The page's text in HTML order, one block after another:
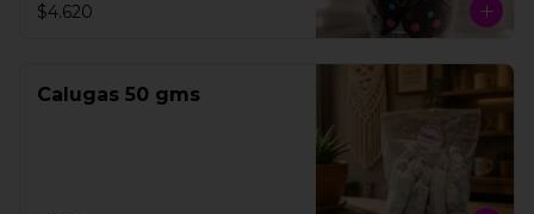
15 unidades aproximadamente.
$4.620
Calugas 50 gms